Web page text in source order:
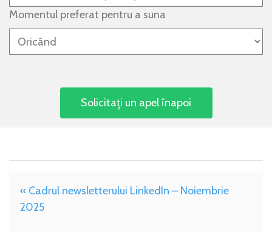
Momentul preferat pentru a suna
« Cadrul newsletterului LinkedIn – Noiembrie
2025